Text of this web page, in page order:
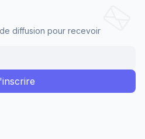
diffusion pour recevoir